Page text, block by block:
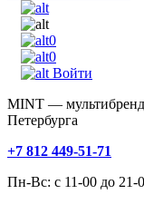
0
0
Войти
MINT —
Петербурга
+7 812 449-51-71
Пн-Вс: с 11-00 до 21-